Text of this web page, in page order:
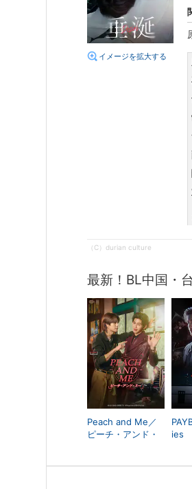
イメージを拡大する
（C）durian culture
最新！BL中国・
Peach and Me／
ピーチ・アンド・
ies